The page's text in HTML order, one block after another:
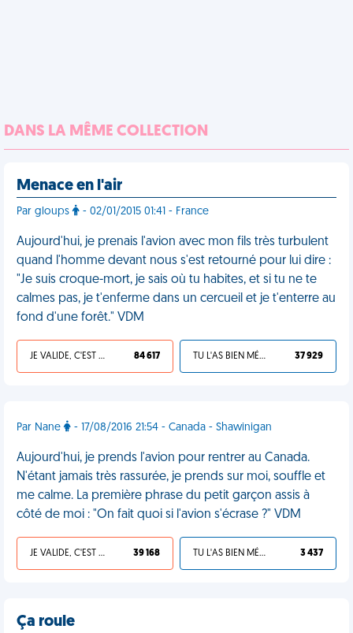
DANS LA MÊME COLLECTION
Menace en l'air
Par gloups - 02/01/2015 01:41 - France
Aujourd'hui, je prenais l'avion avec mon fils très turbulent
quand l'homme devant nous s'est retourné pour lui dire :
"Je suis croque-mort, je sais où tu habites, et si tu ne te
calmes pas, je t'enferme dans un cercueil et je t'enterre au
fond d'une forêt." VDM
JE VALIDE, C'EST UNE VDM 84 617 TU L'AS BIEN MÉRITÉ 37 929
Par Nane - 17/08/2016 21:54 - Canada - Shawinigan
Aujourd'hui, je prends l'avion pour rentrer au Canada.
N'étant jamais très rassurée, je prends sur moi, souffle et
me calme. La première phrase du petit garçon assis à
côté de moi : "On fait quoi si l'avion s'écrase ?" VDM
JE VALIDE, C'EST UNE VDM 39 168 TU L'AS BIEN MÉRITÉ 3 437
Ça roule